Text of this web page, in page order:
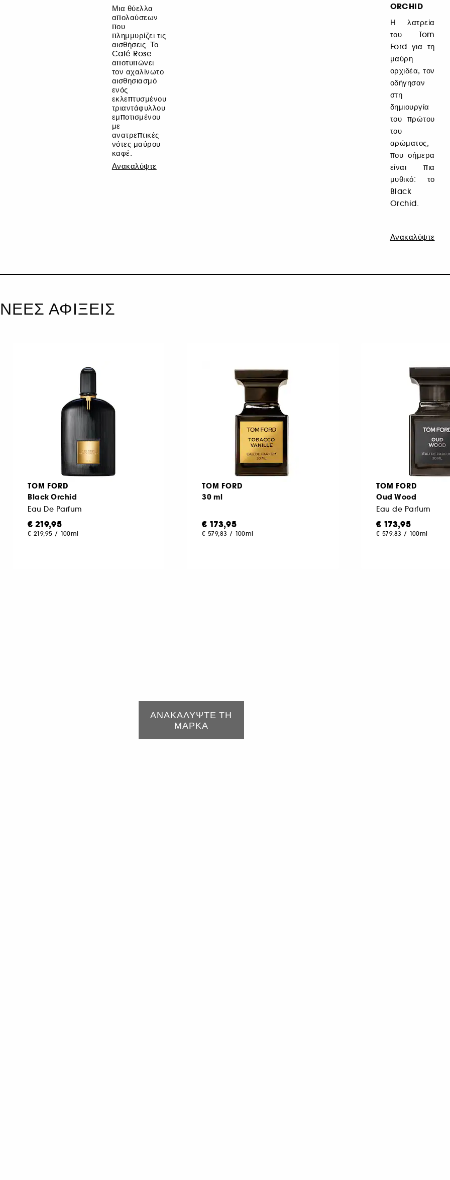
Μια θύελλα
απολαύσεων
που
πλημμυρίζει τις
αισθήσεις. Το
Café Rose
αποτυπώνει
τον αχαλίνωτο
αισθησιασμό
ενός
εκλεπτυσμένου
τριαντάφυλλου
εμποτισμένου
με
ανατρεπτικές
νότες μαύρου
καφέ.
Ανακαλύψτε
ORCHID
Η λατρεία
του Tom
Ford για τη
μαύρη
ορχιδέα, τον
οδήγησαν
στη
δημιουργία
του πρώτου
του
αρώματος,
που σήμερα
είναι πια
μυθικό: το
Black
Orchid.
Ανακαλύψτε
ΝΕΕΣ ΑΦΙΞΕΙΣ
TOM FORD
Black Orchid
Eau De Parfum
€ 219,95
€ 219,95 / 100ml
TOM FORD
30 ml
€ 173,95
€ 579,83 / 100ml
TOM FORD
Oud Wood
Eau de Parfum
€ 173,95
€ 579,83 / 100ml
ΑΝΑΚΑΛΥΨΤΕ ΤΗ
ΜΑΡΚΑ